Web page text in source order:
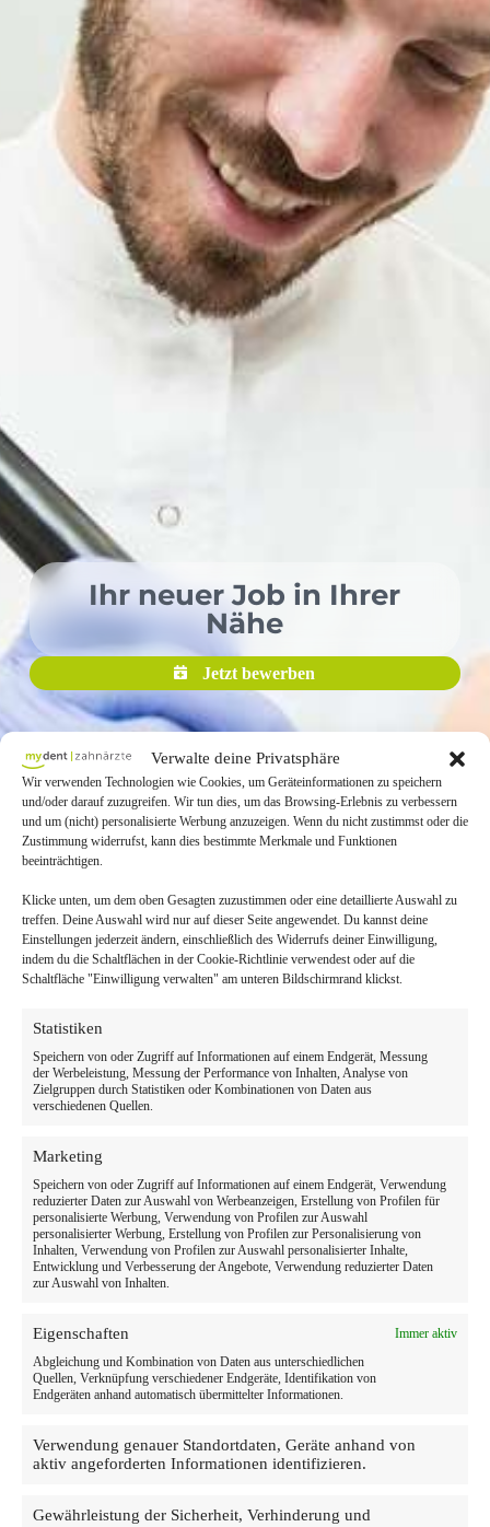
Verwalte deine Privatsphäre
Wir verwenden Technologien wie Cookies, um Geräteinformationen zu speichern
und/oder darauf zuzugreifen. Wir tun dies, um das Browsing-Erlebnis zu verbessern
und um (nicht) personalisierte Werbung anzuzeigen. Wenn du nicht zustimmst oder die
Zustimmung widerrufst, kann dies bestimmte Merkmale und Funktionen
beeinträchtigen.
Klicke unten, um dem oben Gesagten zuzustimmen oder eine detaillierte Auswahl zu
treffen. Deine Auswahl wird nur auf dieser Seite angewendet. Du kannst deine
Einstellungen jederzeit ändern, einschließlich des Widerrufs deiner Einwilligung,
indem du die Schaltflächen in der Cookie-Richtlinie verwendest oder auf die
Schaltfläche "Einwilligung verwalten" am unteren Bildschirmrand klickst.
Statistiken
Speichern von oder Zugriff auf Informationen auf einem Endgerät, Messung
der Werbeleistung, Messung der Performance von Inhalten, Analyse von
Zielgruppen durch Statistiken oder Kombinationen von Daten aus
verschiedenen Quellen.
Marketing
Speichern von oder Zugriff auf Informationen auf einem Endgerät, Verwendung
reduzierter Daten zur Auswahl von Werbeanzeigen, Erstellung von Profilen für
personalisierte Werbung, Verwendung von Profilen zur Auswahl
personalisierter Werbung, Erstellung von Profilen zur Personalisierung von
Inhalten, Verwendung von Profilen zur Auswahl personalisierter Inhalte,
Entwicklung und Verbesserung der Angebote, Verwendung reduzierter Daten
zur Auswahl von Inhalten.
Eigenschaften
Immer aktiv
Abgleichung und Kombination von Daten aus unterschiedlichen
Quellen, Verknüpfung verschiedener Endgeräte, Identifikation von
Endgeräten anhand automatisch übermittelter Informationen.
Verwendung genauer Standortdaten, Geräte anhand von
aktiv angeforderten Informationen identifizieren.
Gewährleistung der Sicherheit, Verhinderung und
Ihr neuer Job in Ihrer
Nähe
Jetzt bewerben